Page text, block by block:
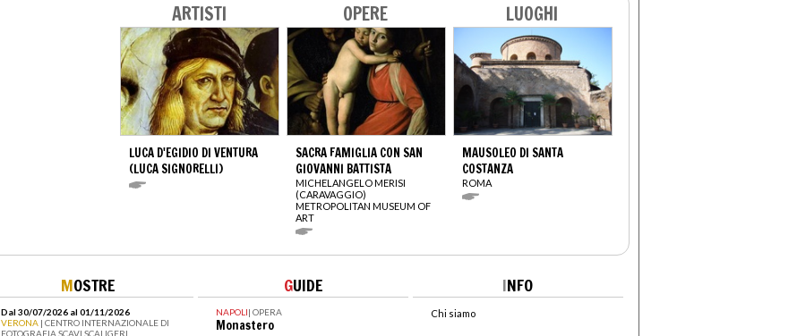
ARTISTI
LUCA D'EGIDIO DI VENTURA
(LUCA SIGNORELLI)
OPERE
SACRA FAMIGLIA CON SAN
GIOVANNI BATTISTA
MICHELANGELO MERISI
(CARAVAGGIO)
METROPOLITAN MUSEUM OF
ART
LUOGHI
MAUSOLEO DI SANTA
COSTANZA
ROMA
MOSTRE
Dal 30/07/2026 al 01/11/2026
VERONA | CENTRO INTERNAZIONALE DI
FOTOGRAFIA SCAVI SCALIGERI
GUIDE
NAPOLI| OPERA
Monastero
INFO
Chi siamo